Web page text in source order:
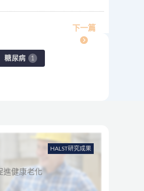
下一篇
糖尿病 1
HALST研究成果
進健康老化